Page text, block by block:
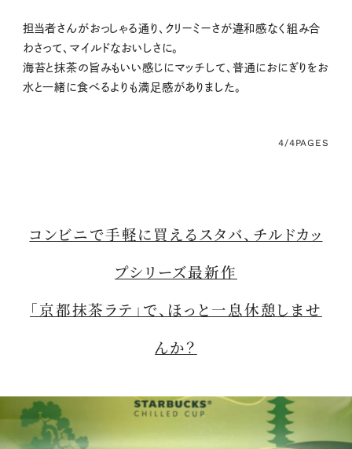
担当者さんがおっしゃる通り、クリーミーさが違和感なく組み合
わさって、マイルドなおいしさに。
海苔と抹茶の旨みもいい感じにマッチして、普通におにぎりをお
水と一緒に食べるよりも満足感がありました。
4/4PAGES
コンビニで手軽に買えるスタバ、チルドカッ
プシリーズ最新作
「京都抹茶ラテ」で、ほっと一息休憩しませ
んか？